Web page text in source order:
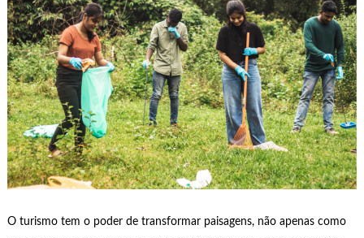
O turismo tem o poder de transformar paisagens, não apenas como